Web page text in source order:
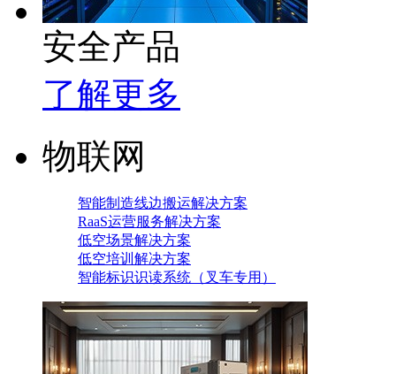
安全产品
了解更多
物联网
智能制造线边搬运解决方案
RaaS运营服务解决方案
低空场景解决方案
低空培训解决方案
智能标识识读系统（叉车专用）